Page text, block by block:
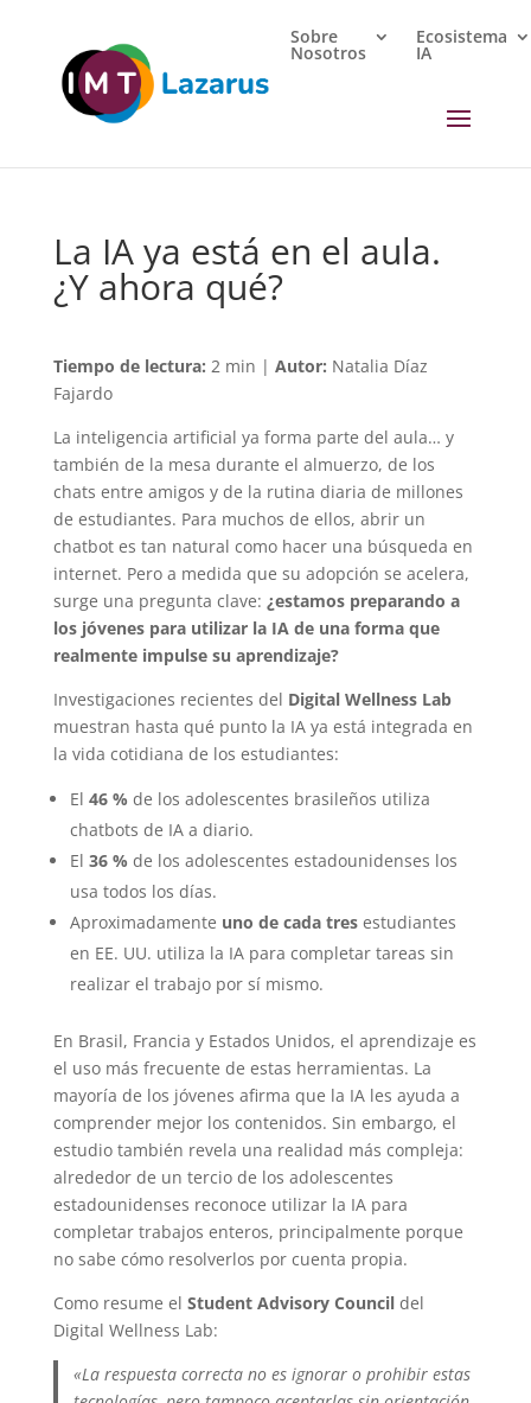
Sobre
Nosotros
Ecosistema
IA
La IA ya está en el aula.
¿Y ahora qué?
Tiempo de lectura: 2 min | Autor: Natalia Díaz
Fajardo
La inteligencia artificial ya forma parte del aula… y
también de la mesa durante el almuerzo, de los
chats entre amigos y de la rutina diaria de millones
de estudiantes. Para muchos de ellos, abrir un
chatbot es tan natural como hacer una búsqueda en
internet. Pero a medida que su adopción se acelera,
surge una pregunta clave: ¿estamos preparando a
los jóvenes para utilizar la IA de una forma que
realmente impulse su aprendizaje?
Investigaciones recientes del Digital Wellness Lab
muestran hasta qué punto la IA ya está integrada en
la vida cotidiana de los estudiantes:
El 46 % de los adolescentes brasileños utiliza
chatbots de IA a diario.
El 36 % de los adolescentes estadounidenses los
usa todos los días.
Aproximadamente uno de cada tresestudiantes
en EE. UU. utiliza la IA para completar tareas sin
realizar el trabajo por sí mismo.
En Brasil, Francia y Estados Unidos, el aprendizaje es
el uso más frecuente de estas herramientas. La
mayoría de los jóvenes afirma que la IA les ayuda a
comprender mejor los contenidos. Sin embargo, el
estudio también revela una realidad más compleja:
alrededor de un tercio de los adolescentes
estadounidenses reconoce utilizar la IA para
completar trabajos enteros, principalmente porque
no sabe cómo resolverlos por cuenta propia.
Como resume el Student Advisory Councildel
Digital Wellness Lab:
«La respuesta correcta no es ignorar o prohibir estas